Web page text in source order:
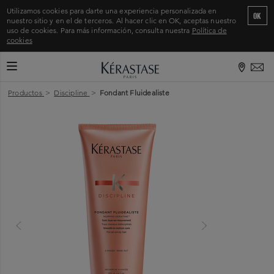
Utilizamos cookies para darte una experiencia personalizada en
nuestro sitio y en el de terceros. Al hacer clic en OK, aceptas nuestro
uso de cookies. Para más información, consulta nuestra Política de
cookies
OK
CAMBIAR MODO DE NAVEGACIÓN
Productos > Discipline > Fondant Fluidealiste